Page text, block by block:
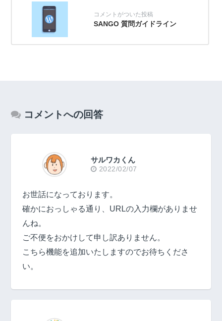
SANGO 質問ガイドライン
コメントへの回答
サルワカくん
2022/02/07
お世話になっております。
確かにおっしゃる通り、URLの入力欄がありませ
んね。
ご不便をおかけして申し訳ありません。
こちら機能を追加いたしますのでお待ちくださ
い。